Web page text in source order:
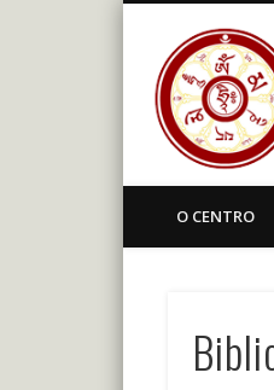
Centro Budista
Facebook
O CENTRO